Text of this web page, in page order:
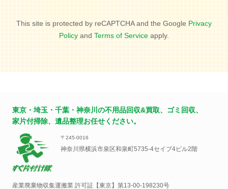
This site is protected by reCAPTCHA and the Google Privacy
Policy and Terms of Service apply.
東京・埼玉・千葉・神奈川の不用品回収&買取、ゴミ回収、
家片付掃除、遺品整理お任せください。
〒245-0016
神奈川県横浜市泉区和泉町5735-4セイブ4ビル2階
産業廃棄物収集運搬業 許可証【東京】 第13-00-198230号